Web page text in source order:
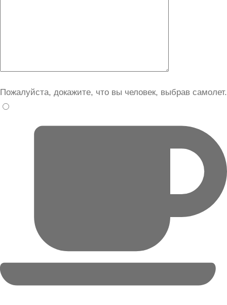
Пожалуйста, докажите, что вы человек, выбрав самолет.